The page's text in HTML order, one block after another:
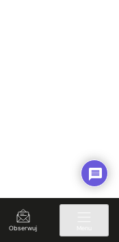
Obserwuj